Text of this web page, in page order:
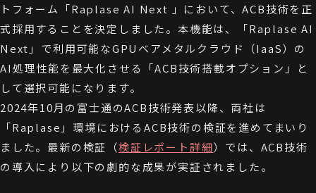
トフォーム「Raplase AI Next 」において、ACB技術を正
式採用することを決定しました。本機能は、「Raplase AI
Next」で利用可能なGPUベアメタルクラウド（IaaS）の
AI処理性能を最大化させる「ACB技術搭載オプション」と
して選択可能になります。
2024年10月の富士通のACB技術発表以降、両社は
「Raplase」環境におけるACB技術の検証を進めてまいり
ました。最新の検証（検証レポート詳細）では、ACB技術
の導入により以下の劇的な成果が実証されました。